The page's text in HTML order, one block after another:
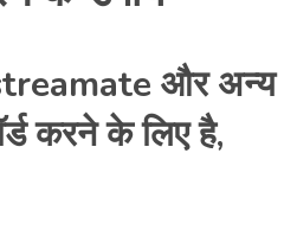
और अन्य
करने के लिए है,